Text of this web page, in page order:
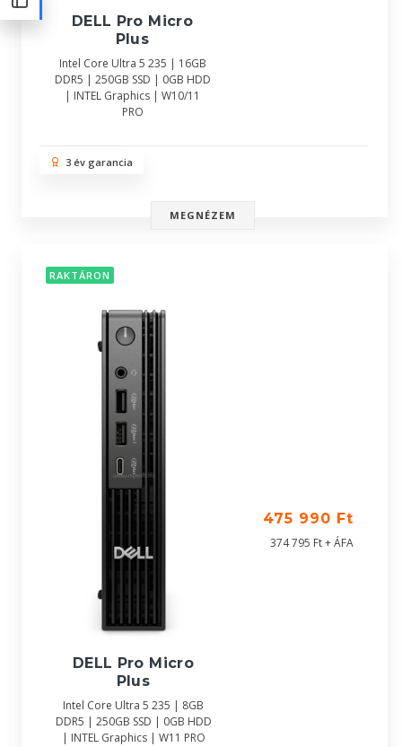
DELL Pro Micro
Plus
Intel Core Ultra 5 235 | 16GB
DDR5 | 250GB SSD | 0GB HDD
| INTEL Graphics | W10/11
PRO
3 év garancia
MEGNÉZEM
RAKTÁRON
DELL Pro Micro
Plus
Intel Core Ultra 5 235 | 8GB
DDR5 | 250GB SSD | 0GB HDD
| INTEL Graphics | W11 PRO
475 990 Ft
374 795 Ft + ÁFA